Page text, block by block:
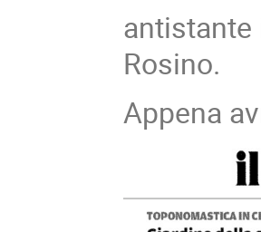
antistante
Rosino.
Appena